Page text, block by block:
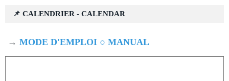
📌 CALENDRIER - CALENDAR
→ MODE D'EMPLOI ○ MANUAL